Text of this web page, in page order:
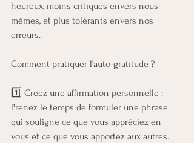
heureux, moins critiques envers nous-
mêmes, et plus tolérants envers nos
erreurs.
Comment pratiquer l’auto-gratitude ?
1️⃣ Créez une affirmation personnelle :
Prenez le temps de formuler une phrase
qui souligne ce que vous appréciez en
vous et ce que vous apportez aux autres.